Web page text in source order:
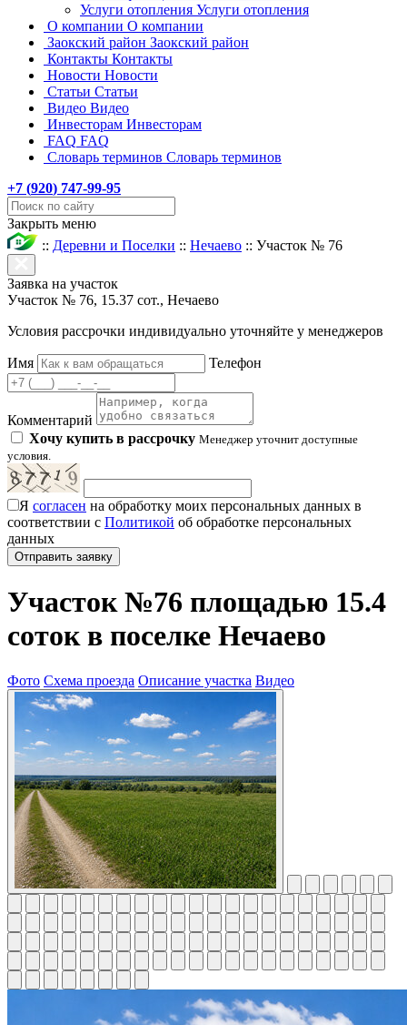
Услуги отопления Услуги отопления
О компании О компании
Заокский район Заокский район
Контакты Контакты
Новости Новости
Статьи Статьи
Видео Видео
Инвесторам Инвесторам
FAQ FAQ
Словарь терминов Словарь терминов
+7 (920) 747-99-95
Закрыть меню
:: Деревни и Поселки :: Нечаево :: Участок № 76
Заявка на участок
Участок № 76, 15.37 сот., Нечаево
Условия рассрочки индивидуально уточняйте у менеджеров
Имя Телефон
Комментарий
Хочу купить в рассрочку Менеджер уточнит доступные
условия.
Я согласен на обработку моих персональных данных в
соответствии с Политикой об обработке персональных
данных
Участок №76 площадью 15.4
соток в поселке Нечаево
Фото Схема проезда Описание участка Видео